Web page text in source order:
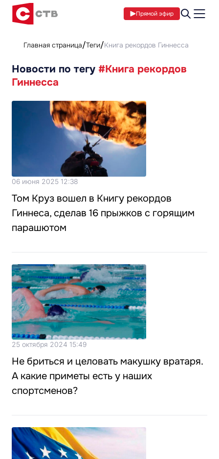
Прямой эфир
Главная страница Теги Книга рекордов Гиннесса
Новости по тегу #Книга рекордов
Гиннесса
06 июня 2025 12:38
Том Круз вошел в Книгу рекордов
Гиннеса, сделав 16 прыжков с горящим
парашютом
25 октября 2024 15:49
Не бриться и целовать макушку вратаря.
А какие приметы есть у наших
спортсменов?